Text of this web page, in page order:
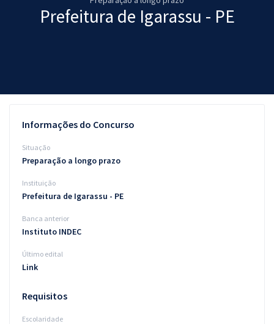
Questões grátis
Blog
Aprovados
Atendimento
Prefeitura de Igarassu - PE
Informações do Concurso
Situação
Preparação a longo prazo
Instituição
Prefeitura de Igarassu - PE
Banca anterior
Instituto INDEC
Último edital
Link
Requisitos
Escolaridade